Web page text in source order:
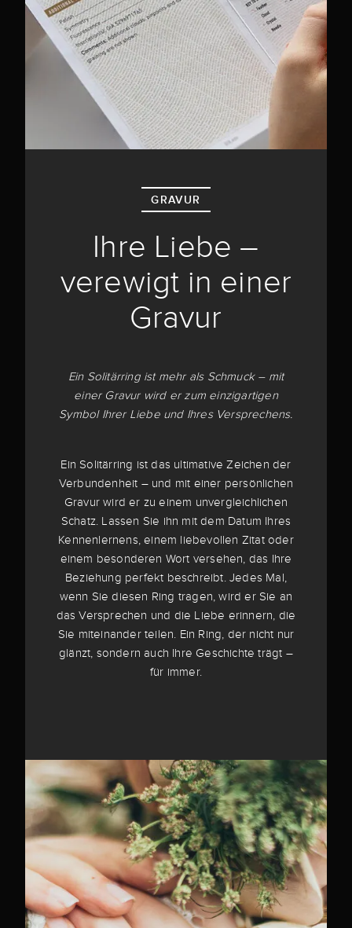
GRAVUR
Ihre Liebe –
verewigt in einer
Gravur
Ein Solitärring ist mehr als Schmuck – mit
einer Gravur wird er zum einzigartigen
Symbol Ihrer Liebe und Ihres Versprechens.
Ein Solitärring ist das ultimative Zeichen der
Verbundenheit – und mit einer persönlichen
Gravur wird er zu einem unvergleichlichen
Schatz. Lassen Sie ihn mit dem Datum Ihres
Kennenlernens, einem liebevollen Zitat oder
einem besonderen Wort versehen, das Ihre
Beziehung perfekt beschreibt. Jedes Mal,
wenn Sie diesen Ring tragen, wird er Sie an
das Versprechen und die Liebe erinnern, die
Sie miteinander teilen. Ein Ring, der nicht nur
glänzt, sondern auch Ihre Geschichte trägt –
für immer.